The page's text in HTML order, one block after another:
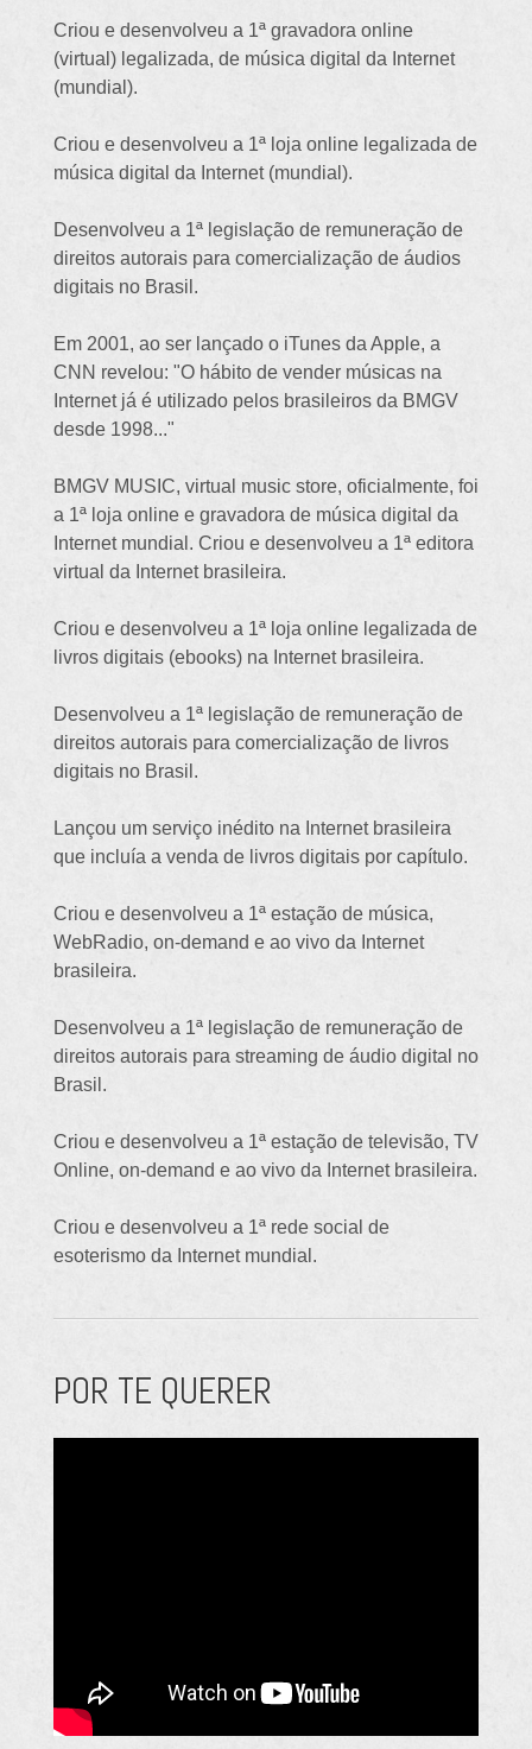
Criou e desenvolveu a 1ª gravadora online
(virtual) legalizada, de música digital da Internet
(mundial).
Criou e desenvolveu a 1ª loja online legalizada de
música digital da Internet (mundial).
Desenvolveu a 1ª legislação de remuneração de
direitos autorais para comercialização de áudios
digitais no Brasil.
Em 2001, ao ser lançado o iTunes da Apple, a
CNN revelou: "O hábito de vender músicas na
Internet já é utilizado pelos brasileiros da BMGV
desde 1998..."
BMGV MUSIC, virtual music store, oficialmente, foi
a 1ª loja online e gravadora de música digital da
Internet mundial. Criou e desenvolveu a 1ª editora
virtual da Internet brasileira.
Criou e desenvolveu a 1ª loja online legalizada de
livros digitais (ebooks) na Internet brasileira.
Desenvolveu a 1ª legislação de remuneração de
direitos autorais para comercialização de livros
digitais no Brasil.
Lançou um serviço inédito na Internet brasileira
que incluía a venda de livros digitais por capítulo.
Criou e desenvolveu a 1ª estação de música,
WebRadio, on-demand e ao vivo da Internet
brasileira.
Desenvolveu a 1ª legislação de remuneração de
direitos autorais para streaming de áudio digital no
Brasil.
Criou e desenvolveu a 1ª estação de televisão, TV
Online, on-demand e ao vivo da Internet brasileira.
Criou e desenvolveu a 1ª rede social de
esoterismo da Internet mundial.
POR TE QUERER